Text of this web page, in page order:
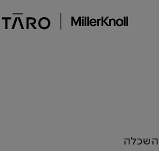
השכלה